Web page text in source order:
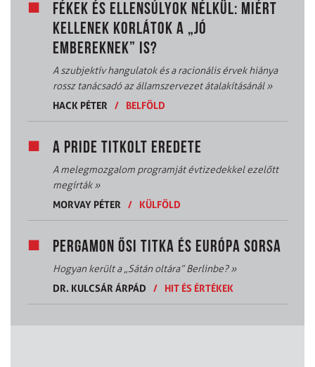
FÉKEK ÉS ELLENSÚLYOK NÉLKÜL: MIÉRT
KELLENEK KORLÁTOK A „JÓ
EMBEREKNEK” IS?
A szubjektív hangulatok és a racionális érvek hiánya
rossz tanácsadó az államszervezet átalakításánál»
HACK PÉTER
/ BELFÖLD
A PRIDE TITKOLT EREDETE
A melegmozgalom programját évtizedekkel ezelőtt
megírták»
MORVAY PÉTER
/ KÜLFÖLD
PERGAMON ŐSI TITKA ÉS EURÓPA SORSA
Hogyan került a „Sátán oltára” Berlinbe?»
DR. KULCSÁR ÁRPÁD
/ HIT ÉS ÉRTÉKEK